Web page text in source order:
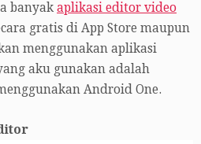
banyak aplikasi editor video
gratis di App Store maupun
menggunakan aplikasi
aku gunakan adalah
Android One.